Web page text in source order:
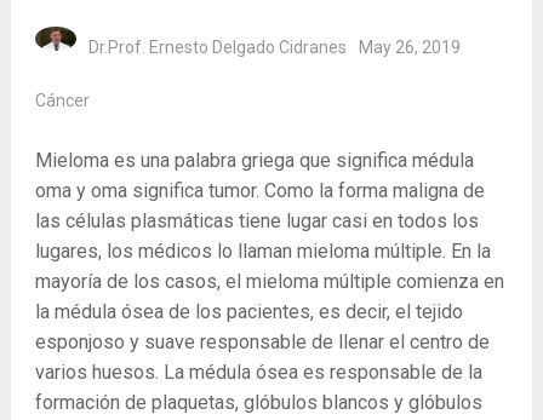
Dr.Prof. Ernesto Delgado Cidranes May 26, 2019
Cáncer
Mieloma es una palabra griega que significa médula
oma y oma significa tumor. Como la forma maligna de
las células plasmáticas tiene lugar casi en todos los
lugares, los médicos lo llaman mieloma múltiple. En la
mayoría de los casos, el mieloma múltiple comienza en
la médula ósea de los pacientes, es decir, el tejido
esponjoso y suave responsable de llenar el centro de
varios huesos. La médula ósea es responsable de la
formación de plaquetas, glóbulos blancos y glóbulos